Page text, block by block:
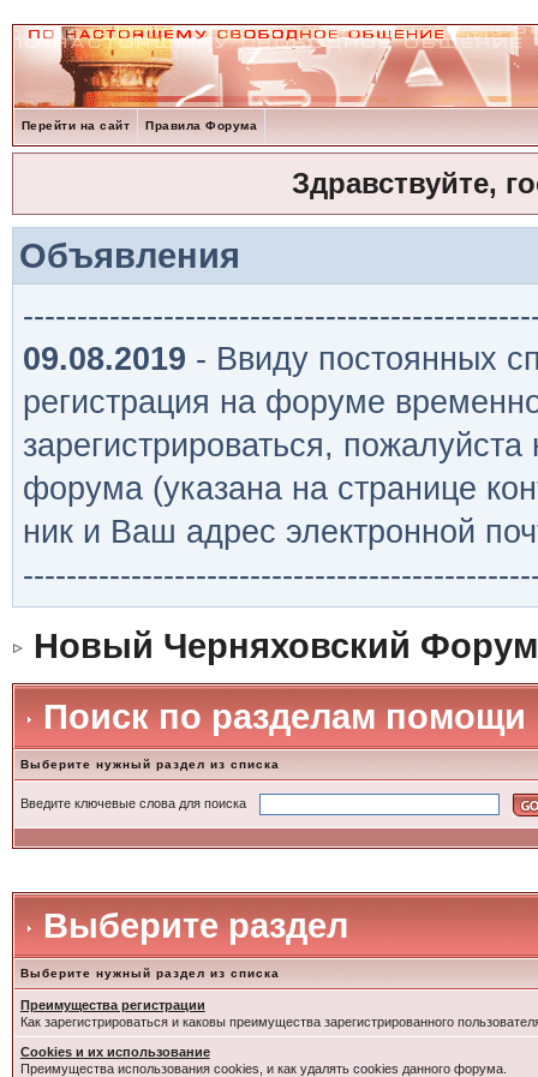
Перейти на сайт Правила Форума
Здравствуйте,
Объявления
09.08.2019 - Ввиду постоянных
регистрация на форуме
зарегистрироваться,
форума (указана на странице
ник и Ваш адрес электронной
Новый Черняховский Форум
Поиск по разделам помощи
Выберите нужный раздел из списка
Введите ключевые слова для поиска
Выберите раздел
Выберите нужный раздел из списка
Преимущества регистрации
Как зарегистрироваться и каковы преимущества зарегистрированного
Cookies и их использование
Преимущества использования cookies, и как удалять cookies данного форума.